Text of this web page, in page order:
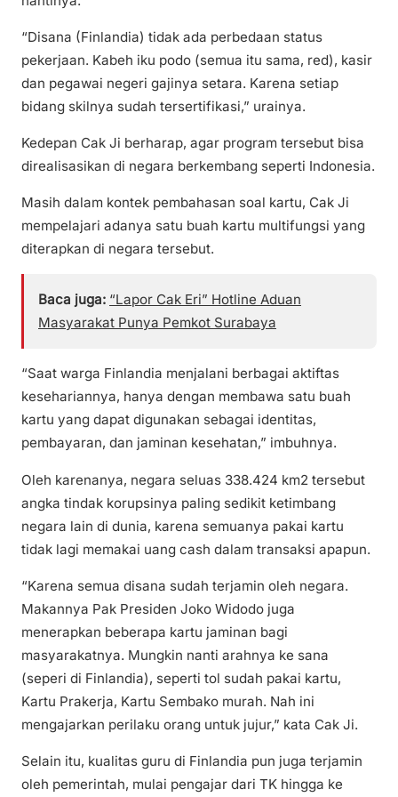
“Disana (Finlandia) tidak ada perbedaan status
pekerjaan. Kabeh iku podo (semua itu sama, red), kasir
dan pegawai negeri gajinya setara. Karena setiap
bidang skilnya sudah tersertifikasi,” urainya.
Kedepan Cak Ji berharap, agar program tersebut bisa
direalisasikan di negara berkembang seperti Indonesia.
Masih dalam kontek pembahasan soal kartu, Cak Ji
mempelajari adanya satu buah kartu multifungsi yang
diterapkan di negara tersebut.
Baca juga: “Lapor Cak Eri” Hotline Aduan
Masyarakat Punya Pemkot Surabaya
“Saat warga Finlandia menjalani berbagai aktiftas
kesehariannya, hanya dengan membawa satu buah
kartu yang dapat digunakan sebagai identitas,
pembayaran, dan jaminan kesehatan,” imbuhnya.
Oleh karenanya, negara seluas 338.424 km2 tersebut
angka tindak korupsinya paling sedikit ketimbang
negara lain di dunia, karena semuanya pakai kartu
tidak lagi memakai uang cash dalam transaksi apapun.
“Karena semua disana sudah terjamin oleh negara.
Makannya Pak Presiden Joko Widodo juga
menerapkan beberapa kartu jaminan bagi
masyarakatnya. Mungkin nanti arahnya ke sana
(seperi di Finlandia), seperti tol sudah pakai kartu,
Kartu Prakerja, Kartu Sembako murah. Nah ini
mengajarkan perilaku orang untuk jujur,” kata Cak Ji.
Selain itu, kualitas guru di Finlandia pun juga terjamin
oleh pemerintah, mulai pengajar dari TK hingga ke